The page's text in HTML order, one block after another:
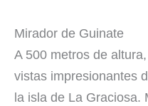
Mirador de Guinate
A 500 metros de
vistas impresionantes
la isla de La